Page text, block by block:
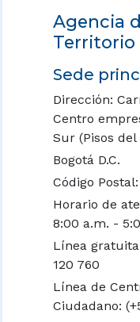
Agencia
Territorio
Sede
Dirección:
Centro
Sur (Pisos del
Bogotá D.C.
Código Postal:
Horario de
8:00 a.m. -
Línea
120 760
Línea de
Ciudadano: